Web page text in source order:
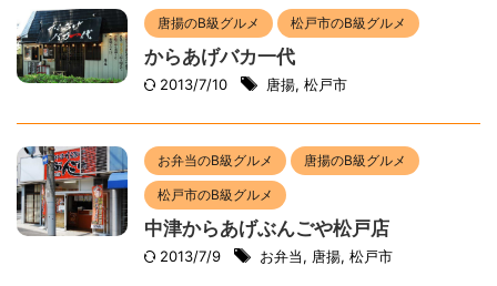
唐揚のB級グルメ 松戸市のB級グルメ
からあげバカ一代
2013/7/10 唐揚, 松戸市
お弁当のB級グルメ 唐揚のB級グルメ
松戸市のB級グルメ
中津からあげぶんごや松戸店
2013/7/9 お弁当, 唐揚, 松戸市